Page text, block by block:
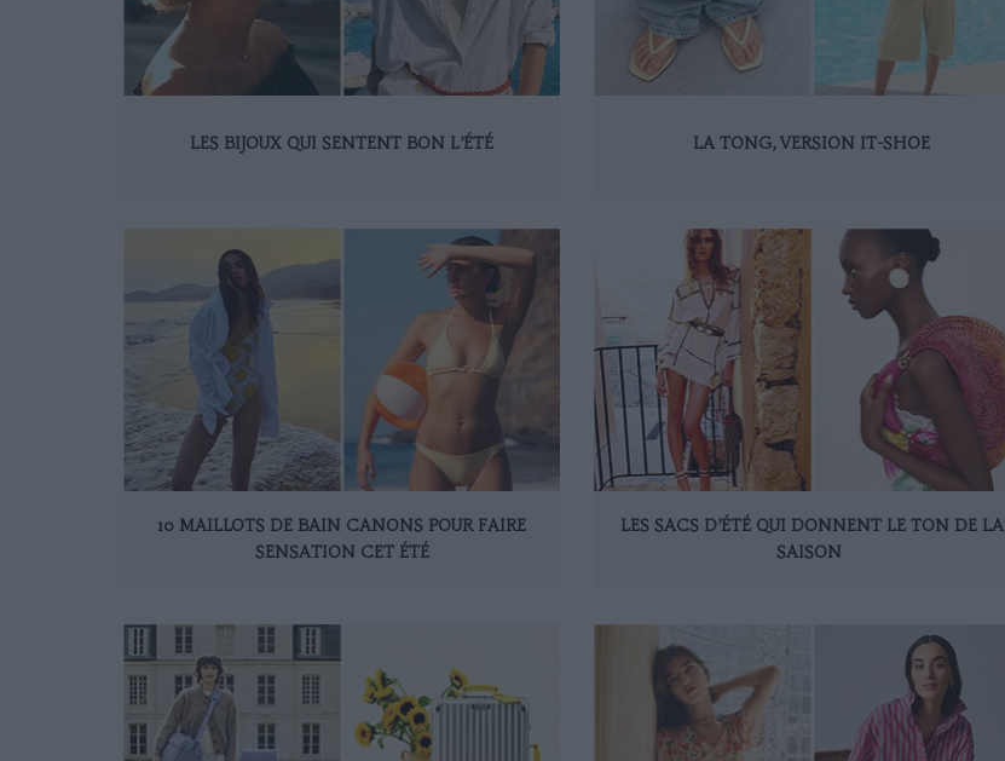
LES BIJOUX QUI SENTENT BON L’ÉTÉ LA TONG, VERSION IT-SHOE
10 MAILLOTS DE BAIN CANONS POUR FAIRE
SENSATION CET ÉTÉ
LES SACS D’ÉTÉ QUI DONNENT LE TON DE LA
SAISON